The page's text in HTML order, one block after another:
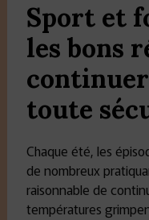
Sport et
les bons
toute
Chaque été, les
de nombreux
raisonnable de
températures